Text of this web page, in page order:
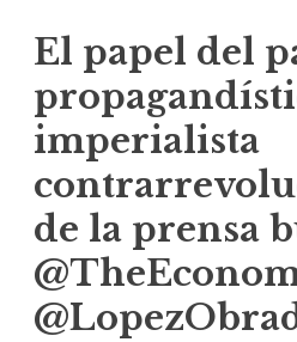
n
t
El papel del
imperialista
de la prensa